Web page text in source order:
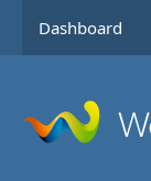
Dashboard